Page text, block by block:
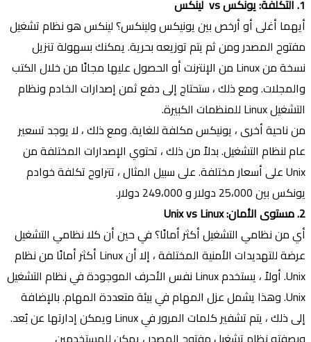
1. التكلفة: يونكس vs لينكس
أيهما أغلى أو أرخص بين يونيكس ولينكس؟ لينكس هو نظام تشغيل
مفتوح المصدر ومن ثم يتم توزيعه بحرية. يمكنك بسهولة تنزيل
نسخة من Linux من الإنترنت أو الحصول عليها مجانًا من خلال الكتب
والمجلات. ومع ذلك ، ستحتاج إلى دفع ثمن إصدارات الخادم ونظام
التشغيل Linux للمنظمات الكبيرة.
من ناحية أخرى ، يونيكس مكلفة للغاية. ومع ذلك ، لا يوجد تسعير
عام لنظام التشغيل. بدلاً من ذلك ، تحتوي الإصدارات المختلفة من
Unix على أسعار مختلفة. على سبيل المثال ، تتراوح تكلفة خوادم
يونكس بين 25،000 دولار و 249،000 دولار.
2. مستوى الأمان: Unix vs Linux
أي من نظامي التشغيل أكثر أمانًا؟ في حين أن كلا نظامي التشغيل
عرضة للتهديدات الأمنية المختلفة ، إلا أن Linux أكثر أمانًا من نظام
Unix. أولاً ، يستخدم Linux نفس الأحرف الموجودة في نظام التشغيل
Unix. وهذا يشمل عزل المهام في بيئة متعددة المهام. بالإضافة
إلى ذلك ، يتم تشفير كلمات المرور في Linux ويمكن إدارتها عن بُعد.